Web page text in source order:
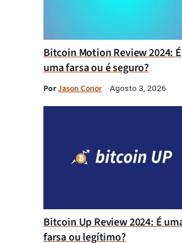
Bitcoin Motion Review 2024: É
uma farsa ou é seguro?
PorJason Conor Agosto 3, 2026
Bitcoin Up Review 2024: É
farsa ou legítimo?